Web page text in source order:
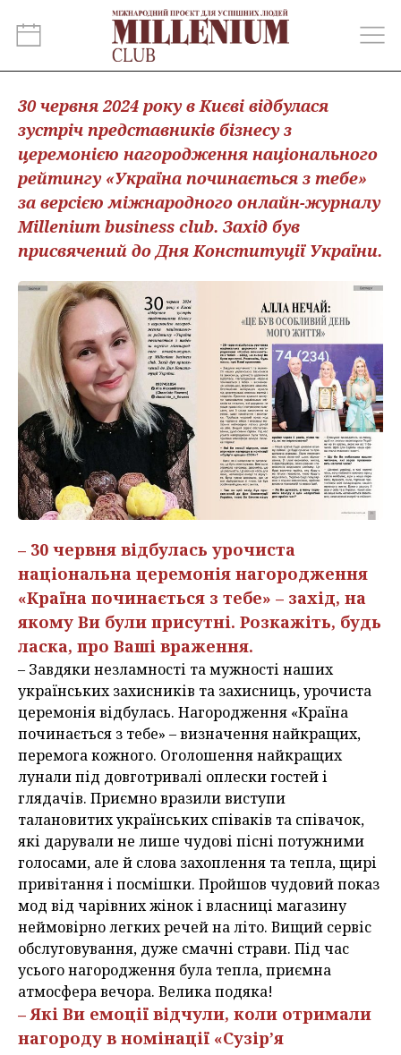
30 червня 2024 року в Києві відбулася
зустріч представників бізнесу з
церемонією нагородження національного
рейтингу «Україна починається з тебе»
за версією міжнародного онлайн-журналу
Millenium business club. Захід був
присвячений до Дня Конституції України.
– 30 червня відбулась урочиста
національна церемонія нагородження
«Країна починається з тебе» – захід, на
якому Ви були присутні. Розкажіть, будь
ласка, про Ваші враження.
– Завдяки незламності та мужності наших
українських захисників та захисниць, урочиста
церемонія відбулась. Нагородження «Країна
починається з тебе» – визначення найкращих,
перемога кожного. Оголошення найкращих
лунали під довготривалі оплески гостей і
глядачів. Приємно вразили виступи
талановитих українських співаків та співачок,
які дарували не лише чудові пісні потужними
голосами, але й слова захоплення та тепла, щирі
привітання і посмішки. Пройшов чудовий показ
мод від чарівних жінок і власниці магазину
неймовірно легких речей на літо. Вищий сервіс
обслуговування, дуже смачні страви. Під час
усього нагородження була тепла, приємна
атмосфера вечора. Велика подяка!
– Які Ви емоції відчули, коли отримали
нагороду в номінації «Сузір’я